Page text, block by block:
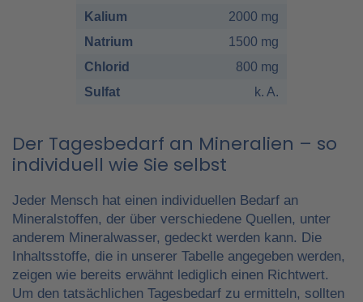
Kalium
2000 mg
Natrium
1500 mg
Chlorid
800 mg
Sulfat
k. A.
Der Tagesbedarf an Mineralien – so
individuell wie Sie selbst
Jeder Mensch hat einen individuellen Bedarf an
Mineralstoffen, der über verschiedene Quellen, unter
anderem Mineralwasser, gedeckt werden kann. Die
Inhaltsstoffe, die in unserer Tabelle angegeben werden,
zeigen wie bereits erwähnt lediglich einen Richtwert.
Um den tatsächlichen Tagesbedarf zu ermitteln, sollten